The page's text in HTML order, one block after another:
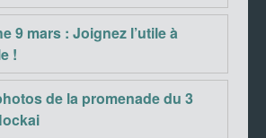
9 mars : Joignez l’utile à
!
de la promenade du 3